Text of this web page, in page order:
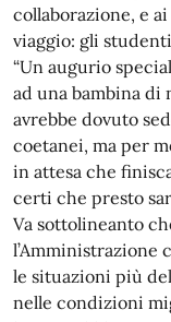
collaborazione, e
viaggio: gli
“Un augurio
ad una bambina di
avrebbe dovuto
coetanei, ma per
in attesa che
certi che presto
Va sottolineanto
l’Amministrazione
le situazioni più
nelle condizioni